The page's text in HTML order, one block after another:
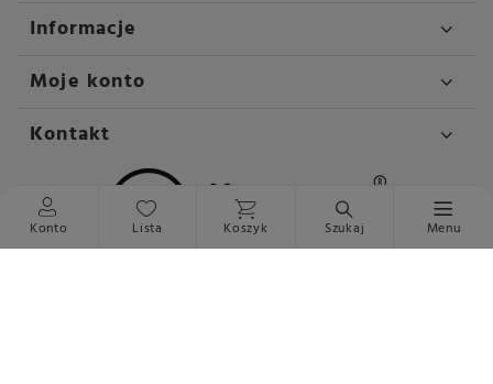
Informacje
Moje konto
Kontakt
Konto Lista Koszyk Szukaj Menu